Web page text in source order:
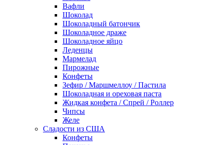
Вафли
Шоколад
Шоколадный батончик
Шоколадное драже
Шоколадное яйцо
Леденцы
Мармелад
Пирожные
Конфеты
Зефир / Маршмеллоу / Пастила
Шоколадная и ореховая паста
Жидкая конфета / Спрей / Роллер
Чипсы
Желе
Сладости из США
Конфеты